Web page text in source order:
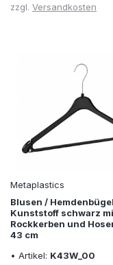
zzgl. Versandkosten
Metaplastics
Blusen / Hemdenbügel
Kunststoff schwarz
Rockkerben und
43 cm
• Artikel: K43W_00